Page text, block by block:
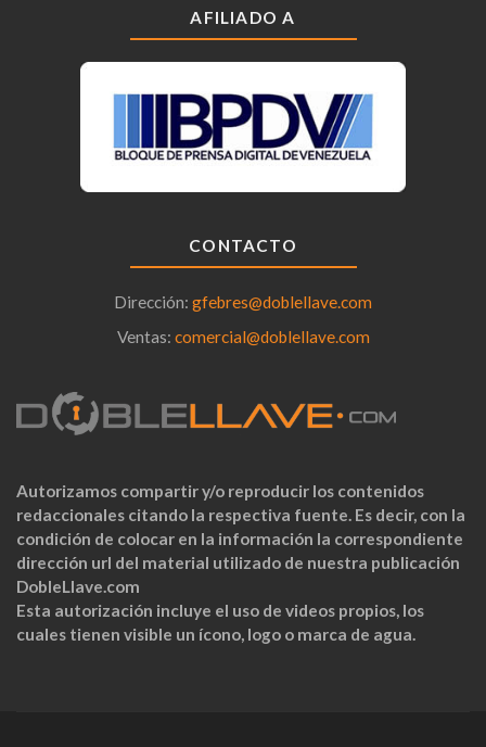
AFILIADO A
CONTACTO
Dirección: gfebres@doblellave.com
Ventas: comercial@doblellave.com
Autorizamos compartir y/o reproducir los contenidos
redaccionales citando la respectiva fuente. Es decir, con la
condición de colocar en la información la correspondiente
dirección url del material utilizado de nuestra publicación
DobleLlave.com
Esta autorización incluye el uso de videos propios, los
cuales tienen visible un ícono, logo o marca de agua.